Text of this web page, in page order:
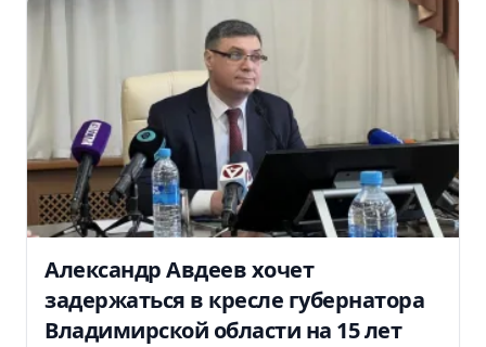
Александр Авдеев хочет
задержаться в кресле губернатора
Владимирской области на 15 лет